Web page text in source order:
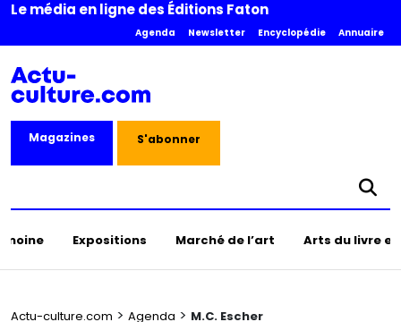
Le média en ligne des Éditions Faton
Agenda Newsletter Encyclopédie Annuaire
Magazines S'abonner
Expositions Marché de l’art Arts du livre
Actu-culture.com > Agenda > M.C. Escher